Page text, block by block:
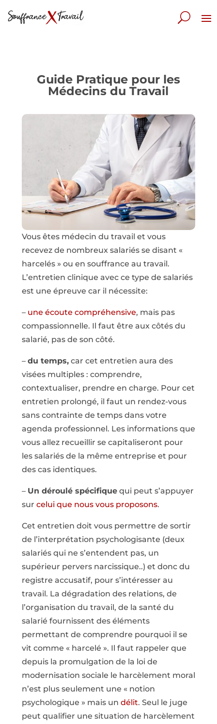
Guide Pratique pour les
Médecins du Travail
Vous êtes médecin du travail et vous
recevez de nombreux salariés se disant «
harcelés » ou en souffrance au travail.
L’entretien clinique avec ce type de salariés
est une épreuve car il nécessite:
– une écoute compréhensive, mais pas
compassionnelle. Il faut être aux côtés du
salarié, pas de son côté.
– du temps,car cet entretien aura des
visées multiples : comprendre,
contextualiser, prendre en charge. Pour cet
entretien prolongé, il faut un rendez-vous
sans contrainte de temps dans votre
agenda professionnel. Les informations que
vous allez recueillir se capitaliseront pour
les salariés de la même entreprise et pour
des cas identiques.
– Un déroulé spécifiquequi peut s’appuyer
sur celui que nous vous proposons.
Cet entretien doit vous permettre de sortir
de l’interprétation psychologisante (deux
salariés qui ne s’entendent pas, un
supérieur pervers narcissique..) et donc du
registre accusatif, pour s’intéresser au
travail. La dégradation des relations, de
l’organisation du travail, de la santé du
salarié fournissent des éléments
permettant de comprendre pourquoi il se
vit comme « harcelé ». Il faut rappeler que
depuis la promulgation de la loi de
modernisation sociale le harcèlement moral
n’est plus seulement une « notion
psychologique » mais un délit. Seul le juge
peut qualifier une situation de harcèlement